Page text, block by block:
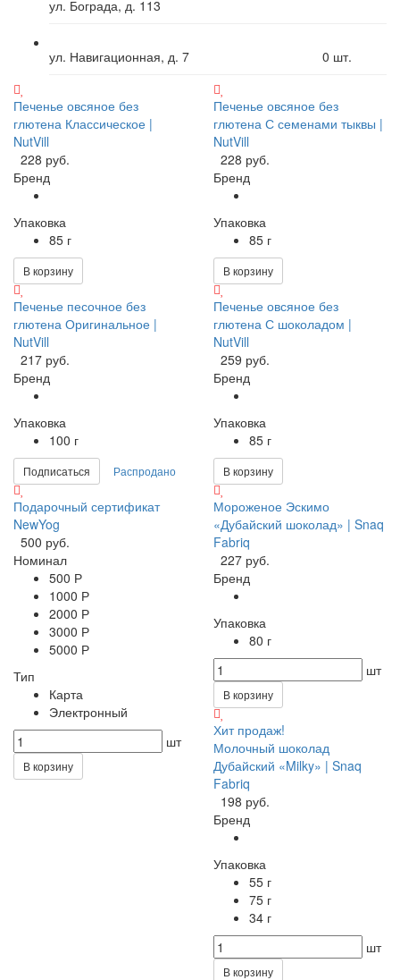
ул. Бограда, д. 113
ул. Навигационная, д. 7 0 шт.
Печенье овсяное без
глютена Классическое |
NutVill
228 руб.
Бренд
Упаковка
85 г
В корзину
Печенье овсяное без
глютена С семенами тыквы |
NutVill
228 руб.
Бренд
Упаковка
85 г
В корзину
Печенье песочное без
глютена Оригинальное |
NutVill
217 руб.
Бренд
Упаковка
100 г
Подписаться Распродано
Печенье овсяное без
глютена С шоколадом |
NutVill
259 руб.
Бренд
Упаковка
85 г
В корзину
Подарочный сертификат
NewYog
500 руб.
Номинал
500 Р
1000 Р
2000 Р
3000 Р
5000 Р
Тип
Карта
Электронный
шт
В корзину
Мороженое Эскимо
«Дубайский шоколад» | Snaq
Fabriq
227 руб.
Бренд
Упаковка
80 г
шт
В корзину
Хит продаж!
Молочный шоколад
Дубайский «Milky» | Snaq
Fabriq
198 руб.
Бренд
Упаковка
55 г
75 г
34 г
шт
В корзину